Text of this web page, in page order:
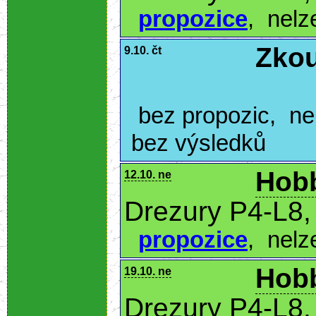
propozice,
9.10. čt
bez propozic,
bez výsledků
12.10. ne
Drezury P4-
propozice,
19.10. ne
Drezury P4-